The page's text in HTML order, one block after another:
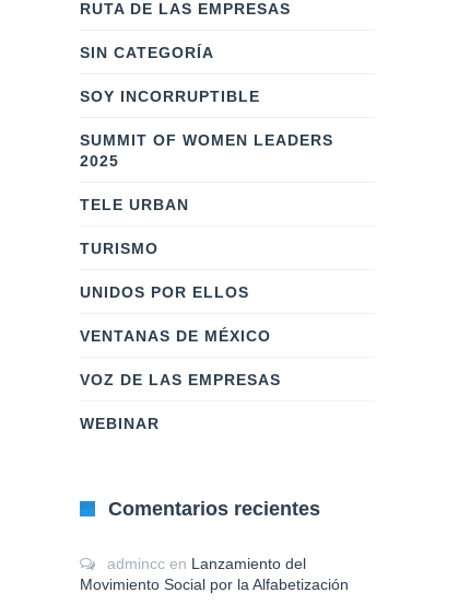
RUTA DE LAS EMPRESAS
SIN CATEGORÍA
SOY INCORRUPTIBLE
SUMMIT OF WOMEN LEADERS
2025
TELE URBAN
TURISMO
UNIDOS POR ELLOS
VENTANAS DE MÉXICO
VOZ DE LAS EMPRESAS
WEBINAR
Comentarios recientes
admincc en Lanzamiento del
Movimiento Social por la Alfabetización